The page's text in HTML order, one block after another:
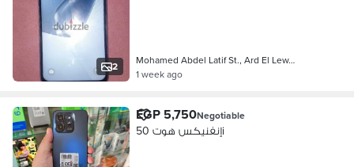
2
Mohamed Abdel Latif St., Ard El Lew…
1 week ago
EGP 5,750Negotiable
إنفنيكس هوت 50i